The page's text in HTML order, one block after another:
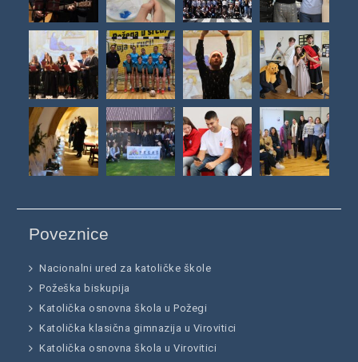
Poveznice
Nacionalni ured za katoličke škole
Požeška biskupija
Katolička osnovna škola u Požegi
Katolička klasična gimnazija u Virovitici
Katolička osnovna škola u Virovitici